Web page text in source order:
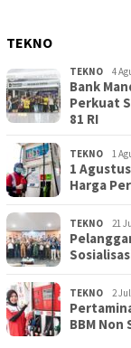
TEKNO
TEKNO 4
Bank
Perkuat
81 RI
TEKNO 1
1
Harga
TEKNO 21
TEKNO 2
BBM Non